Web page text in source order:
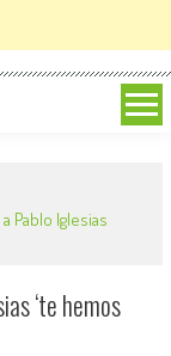
Pablo Iglesias
‘te hemos